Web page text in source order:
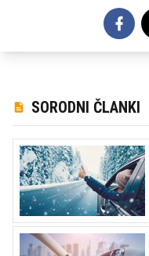
SORODNI ČLANKI